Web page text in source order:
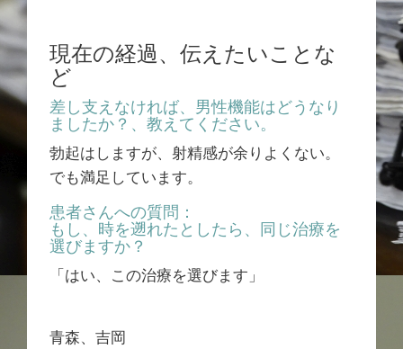
現在の経過、伝えたいことな
ど
差し支えなければ、男性機能はどうなり
ましたか？、教えてください。
勃起はしますが、射精感が余りよくない。
でも満足しています。
患者さんへの質問：
もし、時を遡れたとしたら、同じ治療を
選びますか？
「はい、この治療を選びます」
青森、吉岡